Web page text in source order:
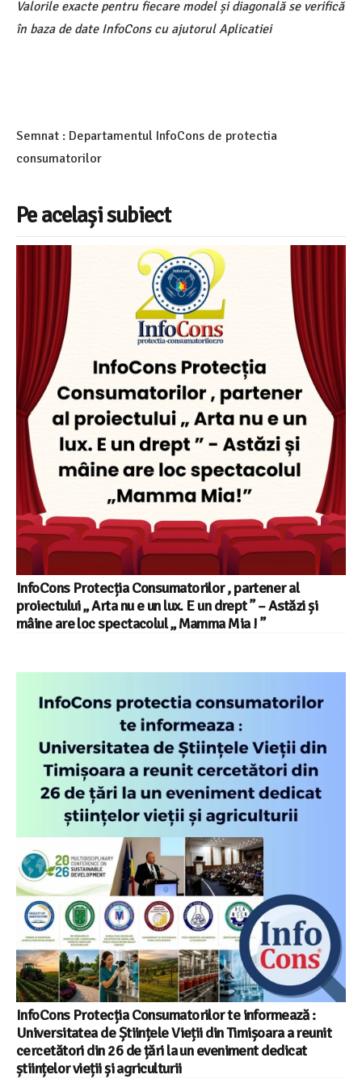
Valorile exacte pentru fiecare model și diagonală se verifică
în baza de date InfoCons cu ajutorul Aplicatiei
Semnat : Departamentul InfoCons de protectia
consumatorilor
Pe același subiect
InfoCons Protecția Consumatorilor , partener al
proiectului „ Arta nu e un lux. E un drept ” – Astăzi și
mâine are loc spectacolul „ Mamma Mia ! ”
InfoCons Protecția Consumatorilor te informează :
Universitatea de Științele Vieții din Timișoara a reunit
cercetători din 26 de țări la un eveniment dedicat
științelor vieții și agriculturii